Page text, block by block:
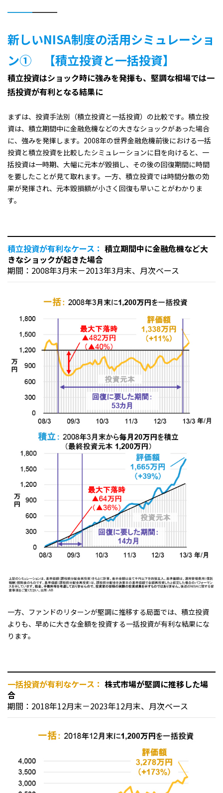
新しいNISA制度の活用シミュレーショ
ン① 【積立投資と一括投資】
積立投資はショック時に強みを発揮も、堅調な相場では一
括投資が有利となる結果に
まずは、投資手法別（積立投資と一括投資）の比較です。積立投
資は、積立期間中に金融危機などの大きなショックがあった場合
に、強みを発揮します。2008年の世界金融危機前後における一括
投資と積立投資を比較したシミュレーションに目を向けると、一
括投資は一時期、大幅に元本が毀損し、その後の回復期間に時間
を要したことが見て取れます。一方、積立投資では時間分散の効
果が発揮され、元本毀損額が小さく回復も早いことがわかりま
す。
積立投資が有利なケース： 積立期間中に金融危機など大
きなショックが起きた場合
期間：2008年3月末－2013年3月末、月次ベース
一方、ファンドのリターンが堅調に推移する局面では、積立投資
よりも、早めに大きな金額を投資する一括投資が有利な結果にな
ります。
一括投資が有利なケース： 株式市場が堅調に推移した場
合
期間：2018年12月末－2023年12月末、月次ベース